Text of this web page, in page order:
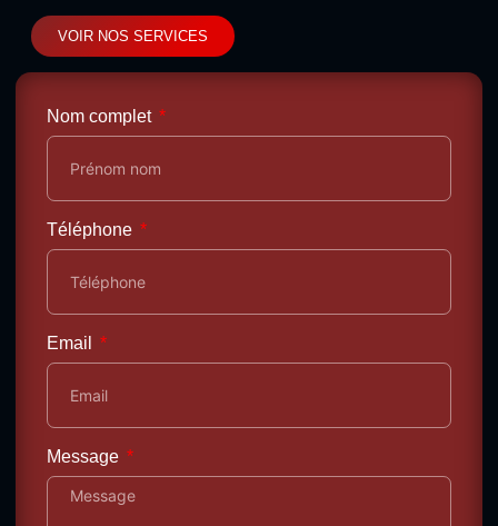
VOIR NOS SERVICES
Nom complet
Téléphone
Email
Message